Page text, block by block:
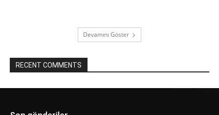
Devamını Göster
RECENT COMMENTS